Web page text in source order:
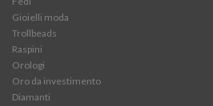
Gioielli moda
Trollbeads
Raspini
Orologi
Oro da investimento
Diamanti